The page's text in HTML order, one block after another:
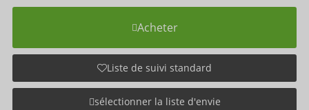
Acheter
Liste de suivi standard
sélectionner la liste d'envie